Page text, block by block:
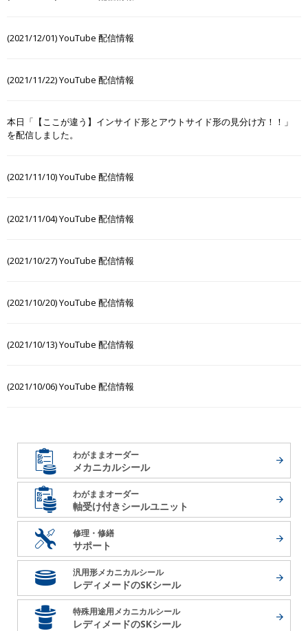
(2021/12/01) YouTube 配信情報
(2021/11/22) YouTube 配信情報
本日「【ここが違う】インサイド形とアウトサイド形の見分け方！！」
を配信しました。
(2021/11/10) YouTube 配信情報
(2021/11/04) YouTube 配信情報
(2021/10/27) YouTube 配信情報
(2021/10/20) YouTube 配信情報
(2021/10/13) YouTube 配信情報
(2021/10/06) YouTube 配信情報
わがままオーダー
メカニカルシール
わがままオーダー
軸受け付きシールユニット
修理・修繕
サポート
汎用形メカニカルシール
レディメードのSKシール
特殊用途用メカニカルシール
レディメードのSKシール